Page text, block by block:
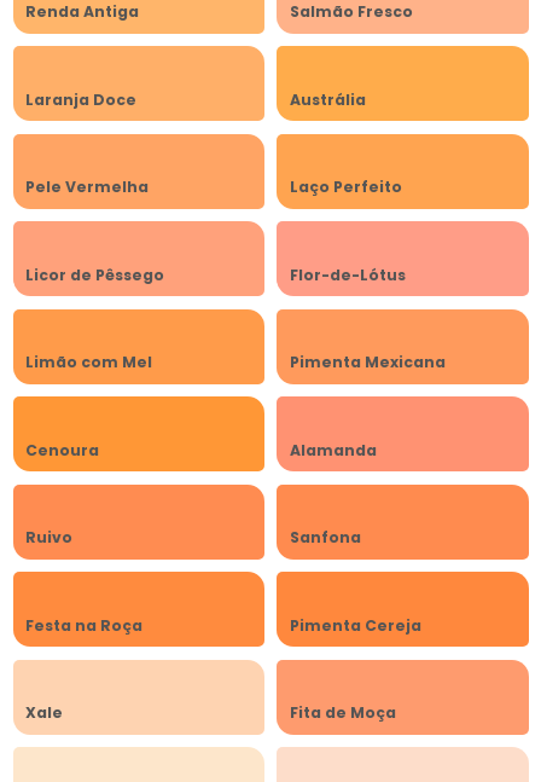
Renda Antiga Salmão Fresco
Laranja Doce Austrália
Pele Vermelha Laço Perfeito
Licor de Pêssego Flor-de-Lótus
Limão com Mel Pimenta Mexicana
Cenoura Alamanda
Ruivo Sanfona
Festa na Roça Pimenta Cereja
Xale Fita de Moça